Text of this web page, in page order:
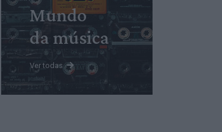
Mundo
da música
Ver todas